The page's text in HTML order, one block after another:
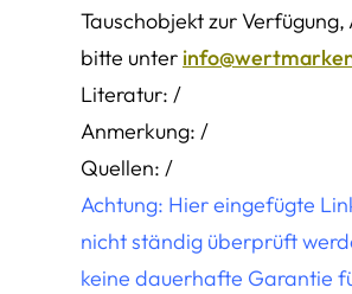
Tauschobjekt zur
bitte unter
Literatur: /
Anmerkung: /
Quellen: /
Achtung: Hier eingefügte
nicht ständig überprüft
keine dauerhafte Garantie